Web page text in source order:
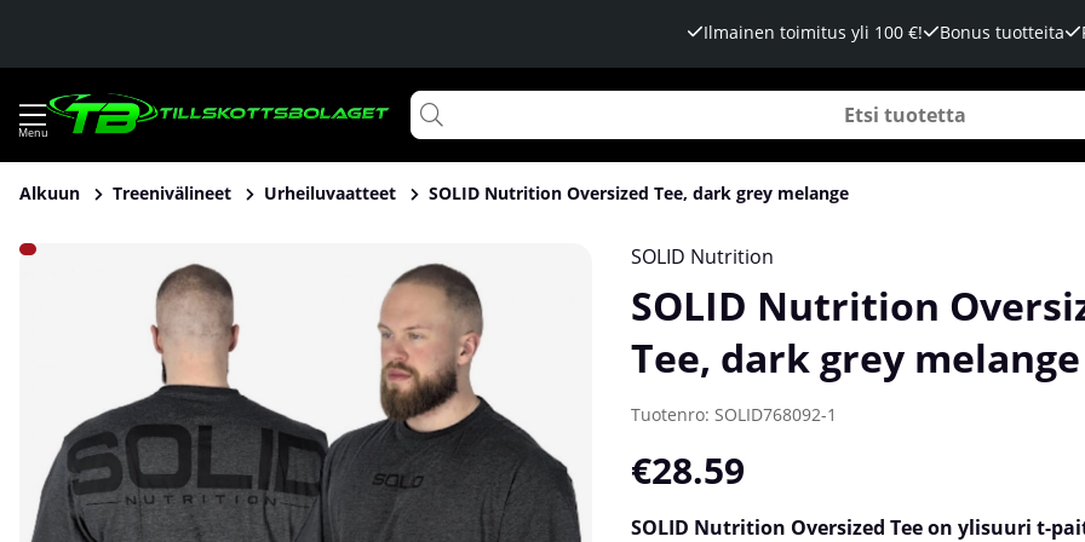
Ilmainen toimitus yli 100 €! Bonus tuotteita
Alkuun Treenivälineet Urheiluvaatteet SOLID Nutrition Oversized Tee, dark grey melange
Tuotekuvat SOLID Nutrition Oversized Tee, dark grey melange SOLID Nutrition
SOLID Nutrition
Tee, dark grey melange
Tuotenro: SOLID768092-1
€28.59
SOLID Nutrition Oversized Tee on ylisuuri t-